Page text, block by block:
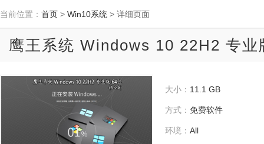
当前位置： 首页 > Win10系统 > 详细页面
鹰王系统 Windows 10 22H2 专
大小： 11.1 GB
方式： 免费软件
环境： All